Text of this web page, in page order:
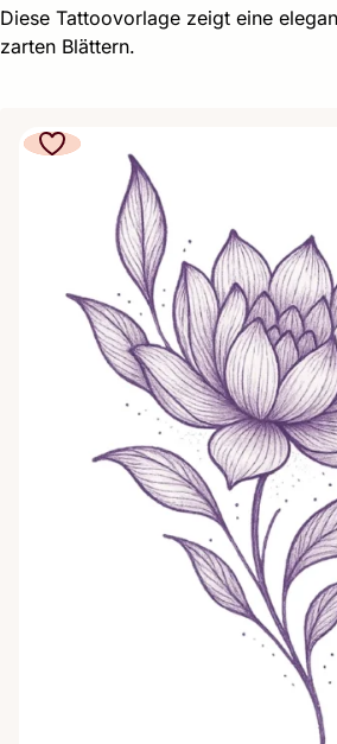
Diese Tattoovorlage zeigt eine
zarten Blättern.